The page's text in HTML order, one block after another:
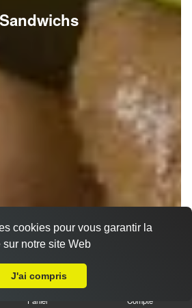
Sandwichs
Panier Compte
cookies pour vous garantir la
notre site Web
J'ai compris